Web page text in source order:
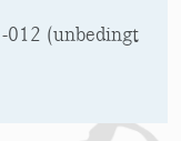
012 (unbedingt